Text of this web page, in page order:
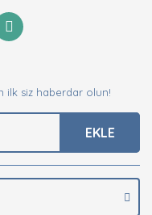
ilk siz haberdar olun!
EKLE